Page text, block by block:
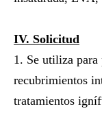
IV. Solicitud
1. Se utiliza para
recubrimientos
tratamientos